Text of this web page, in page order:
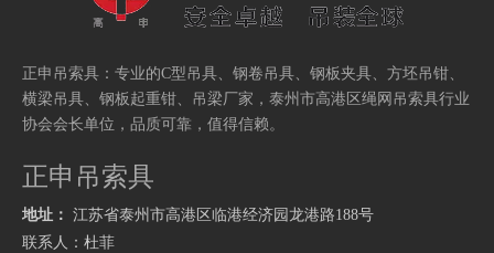
正申吊索具：专业的C型吊具、 钢卷吊具、 钢板夹具、 方坯吊钳、
横梁吊具、 钢板起重钳、 吊梁厂家 ， 泰州市高港区绳网吊索具行业
协会会长单位，品质可靠，值得信赖。
正申吊索具
地址： 江苏省泰州市高港区临港经济园龙港路188号
联系人：杜菲